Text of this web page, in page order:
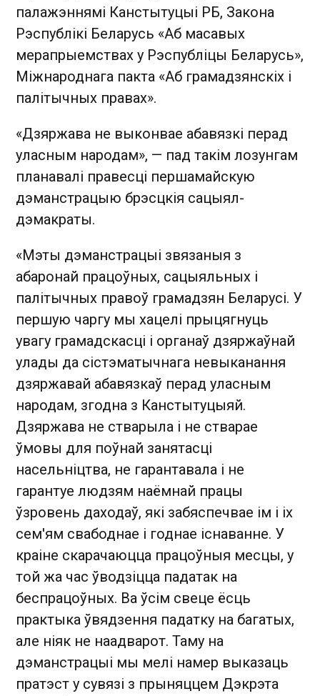
палажэннямі Канстытуцыі РБ, Закона
Рэспублікі Беларусь «Аб масавых
мерапрыемствах у Рэспубліцы Беларусь»,
Міжнароднага пакта «Аб грамадзянскіх і
палітычных правах».
«Дзяржава не выконвае абавязкі перад
уласным народам», — пад такім лозунгам
планавалі правесці першамайскую
дэманстрацыю брэсцкія сацыял-
дэмакраты.
«Мэты дэманстрацыі звязаныя з
абаронай працоўных, сацыяльных і
палітычных правоў грамадзян Беларусі. У
першую чаргу мы хацелі прыцягнуць
увагу грамадскасці і органаў дзяржаўнай
улады да сістэматычнага невыканання
дзяржавай абавязкаў перад уласным
народам, згодна з Канстытуцыяй.
Дзяржава не стварыла і не стварае
ўмовы для поўнай занятасці
насельніцтва, не гарантавала і не
гарантуе людзям наёмнай працы
ўзровень даходаў, які забяспечвае ім і іх
сем'ям свабоднае і годнае існаванне. У
краіне скарачаюцца працоўныя месцы, у
той жа час ўводзіцца падатак на
беспрацоўных. Ва ўсім свеце ёсць
практыка ўвядзення падатку на багатых,
але ніяк не наадварот. Таму на
дэманстрацыі мы мелі намер выказаць
пратэст у сувязі з прыняццем Дэкрэта